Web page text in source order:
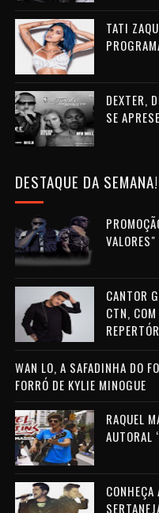
TATI
DEXTER,
SE
DESTAQUE DA SEMANA!
VALORES"
CANTOR
CTN,
WAN LO, A SAFADINHA DO
FORRÓ DE KYLIE MINOGUE
RAQUEL
AUTORAL